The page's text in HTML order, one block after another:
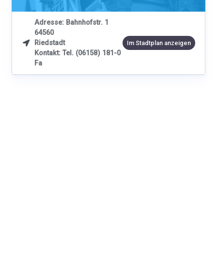

Adresse: Bahnhofstr. 1
64560
Riedstadt
Kontakt: Tel. (06158) 181-0
Fa
Im Stadtplan anzeigen